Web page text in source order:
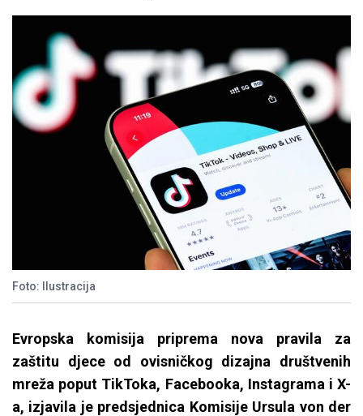
Foto: Ilustracija
Evropska komisija priprema nova pravila za
zaštitu djece od ovisničkog dizajna društvenih
mreža poput TikToka, Facebooka, Instagrama i X-
a, izjavila je predsjednica Komisije Ursula von der